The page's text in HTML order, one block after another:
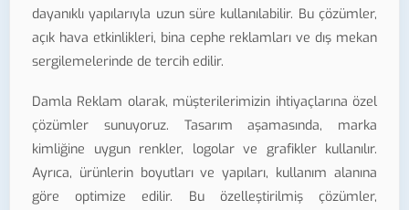
dayanıklı yapılarıyla uzun süre kullanılabilir. Bu çözümler,
açık hava etkinlikleri, bina cephe reklamları ve dış mekan
sergilemelerinde de tercih edilir.
Damla Reklam olarak, müşterilerimizin ihtiyaçlarına özel
çözümler sunuyoruz. Tasarım aşamasında, marka
kimliğine uygun renkler, logolar ve grafikler kullanılır.
Ayrıca, ürünlerin boyutları ve yapıları, kullanım alanına
göre optimize edilir. Bu özelleştirilmiş çözümler,